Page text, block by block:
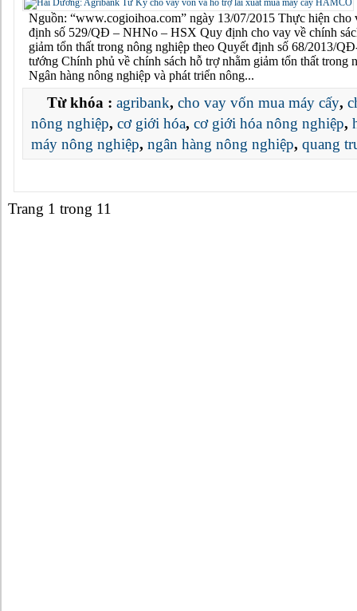
Nguồn: “www.cogioihoa.com” ngày 13/07/2015 Thực hiện cho
định số 529/QĐ – NHNo – HSX Quy định cho vay về chính
giảm tổn thất trong nông nghiệp theo Quyết định số 68/2013/
tướng Chính phủ về chính sách hỗ trợ nhằm giảm tổn thất trong
Ngân hàng nông nghiệp và phát triển nông...
Từ khóa : agribank, cho vay vốn mua máy cấy,
nông nghiệp, cơ giới hóa, cơ giới hóa nông nghiệp,
máy nông nghiệp, ngân hàng nông nghiệp, quang
Trang 1 trong 11